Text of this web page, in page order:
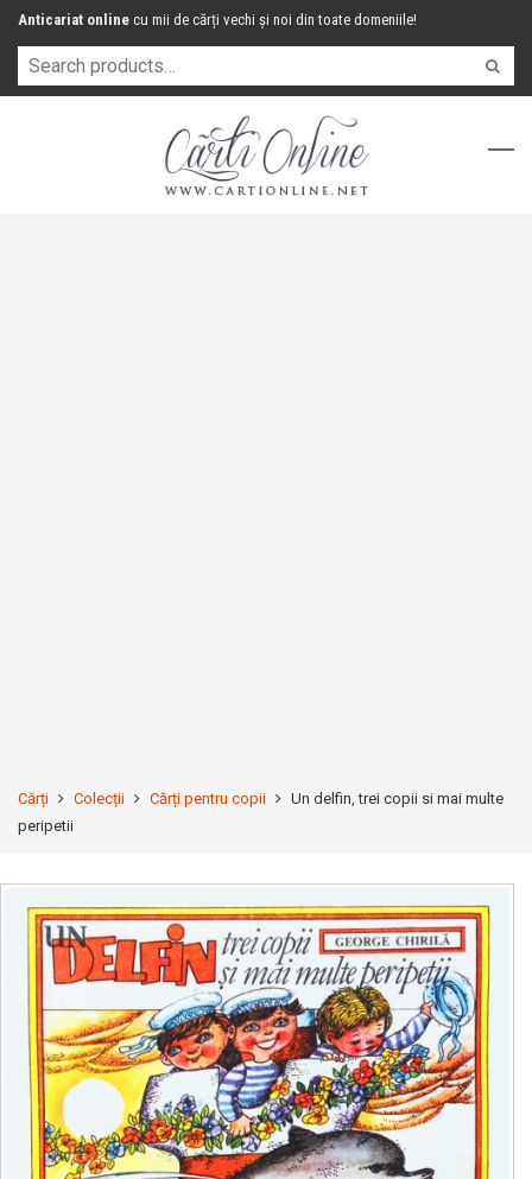
Anticariat online cu mii de cărți vechi și noi din toate domeniile!
Cărți Colecții Cărți pentru copii
Un delfin, trei copii si mai multe
peripetii